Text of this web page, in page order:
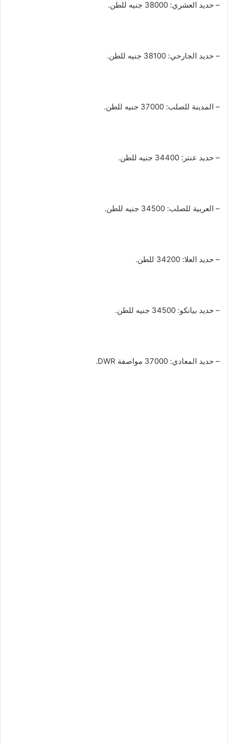
– حديد العشري: 38000 جنيه للطن.
– حديد الجارحي: 38100 جنيه للطن.
– المدينة للصلب: 37000 جنيه للطن.
– حديد عنتر: 34400 جنيه للطن.
– العربية للصلب: 34500 جنيه للطن.
– حديد العلا: 34200 للطن.
– حديد بيانكو: 34500 جنيه للطن.
– حديد المعادي: 37000 مواصفة DWR.